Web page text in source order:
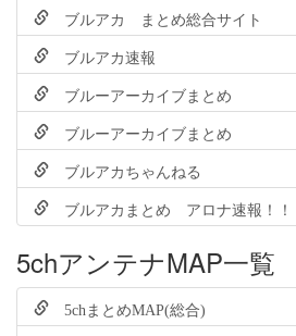
ブルアカ まとめ総合サイト
ブルアカ速報
ブルーアーカイブまとめ
ブルーアーカイブまとめ
ブルアカちゃんねる
ブルアカまとめ アロナ速報！！
5chアンテナMAP一覧
5chまとめMAP(総合)